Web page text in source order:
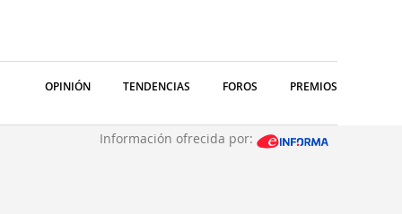
OPINIÓN TENDENCIAS FOROS PREMIOS
Información ofrecida por: